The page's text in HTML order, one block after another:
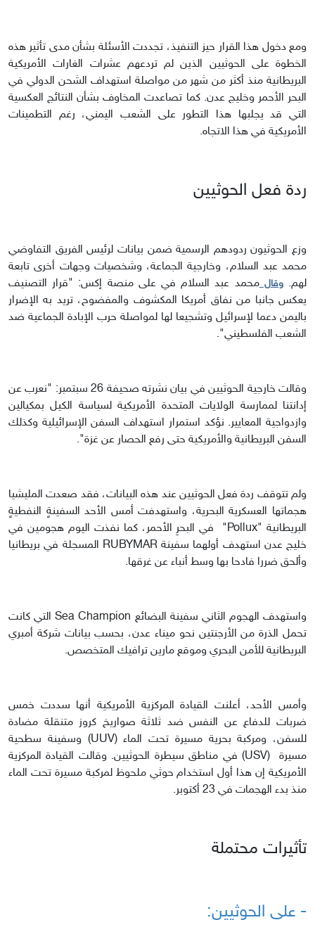
ومع دخول هذا القرار حيز التنفيذ، تجددت الأسئلة بشأن مدى تأثير هذه
الخطوة على الحوثيين الذين لم تردعهم عشرات الغارات الأمريكية
البريطانية منذ أكثر من شهر من مواصلة استهداف الشحن الدولي في
البحر الأحمر وخليج عدن. كما تصاعدت المخاوف بشأن النتائج العكسية
التي قد يجلبها هذا التطور على الشعب اليمني، رغم التطمينات
الأمريكية في هذا الاتجاه.
ردة فعل الحوثيين
وزع الحوثيون ردودهم الرسمية ضمن بيانات لرئيس الفريق التفاوضي
محمد عبد السلام، وخارجية الجماعة، وشخصيات وجهات أخرى تابعة
لهم.وقالمحمد عبد السلام في على منصة إكس: "قرار التصنيف
يعكس جانبا من نفاق أمريكا المكشوف والمفضوح، تريد به الإضرار
باليمن دعما لإسرائيل وتشجيعا لها لمواصلة حرب الإبادة الجماعية ضد
الشعب الفلسطيني".
وقالت خارجية الحوثيين في بيان نشرته صحيفة 26 سبتمبر: "نعرب عن
إدانتنا لممارسة الولايات المتحدة الأمريكية لسياسة الكيل بمكيالين
وازدواجية المعايير. نؤكد استمرار استهداف السفن الإسرائيلية وكذلك
السفن البريطانية والأمريكية حتى رفع الحصار عن غزة".
ولم تتوقف ردة فعل الحوثيين عند هذه البيانات، فقد صعدت المليشيا
هجماتها العسكرية البحرية، واستهدفت أمس الأحد السفينةٍ النفطيةٍ
البريطانية "Pollux" في البحرِ الأحمر، كما نفذت اليوم هجومين في
خليج عدن استهدف أولهما سفينة RUBYMAR المسجلة في بريطانيا
وألحق ضررا فادحا بها وسط أنباء عن غرقها.
واستهدف الهجوم الثاني سفينة البضائع Sea Champion التي كانت
تحمل الذرة من الأرجنتين نحو ميناء عدن، بحسب بيانات شركة أمبري
البريطانية للأمن البحري وموقع مارين ترافيك المتخصص.
وأمس الأحد، أعلنت القيادة المركزية الأمريكية أنها سددت خمس
ضربات للدفاع عن النفس ضد ثلاثة صواريخ كروز متنقلة مضادة
للسفن، ومركبة بحرية مسيرة تحت الماء (UUV) وسفينة سطحية
مسيرة (USV) في مناطق سيطرة الحوثيين. وقالت القيادة المركزية
الأمريكية إن هذا أول استخدام حوثي ملحوظ لمركبة مسيرة تحت الماء
منذ بدء الهجمات في 23 أكتوبر.
تأثيرات محتملة
- على الحوثيين: